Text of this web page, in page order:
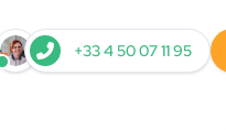
+33 4 50 07 11 95